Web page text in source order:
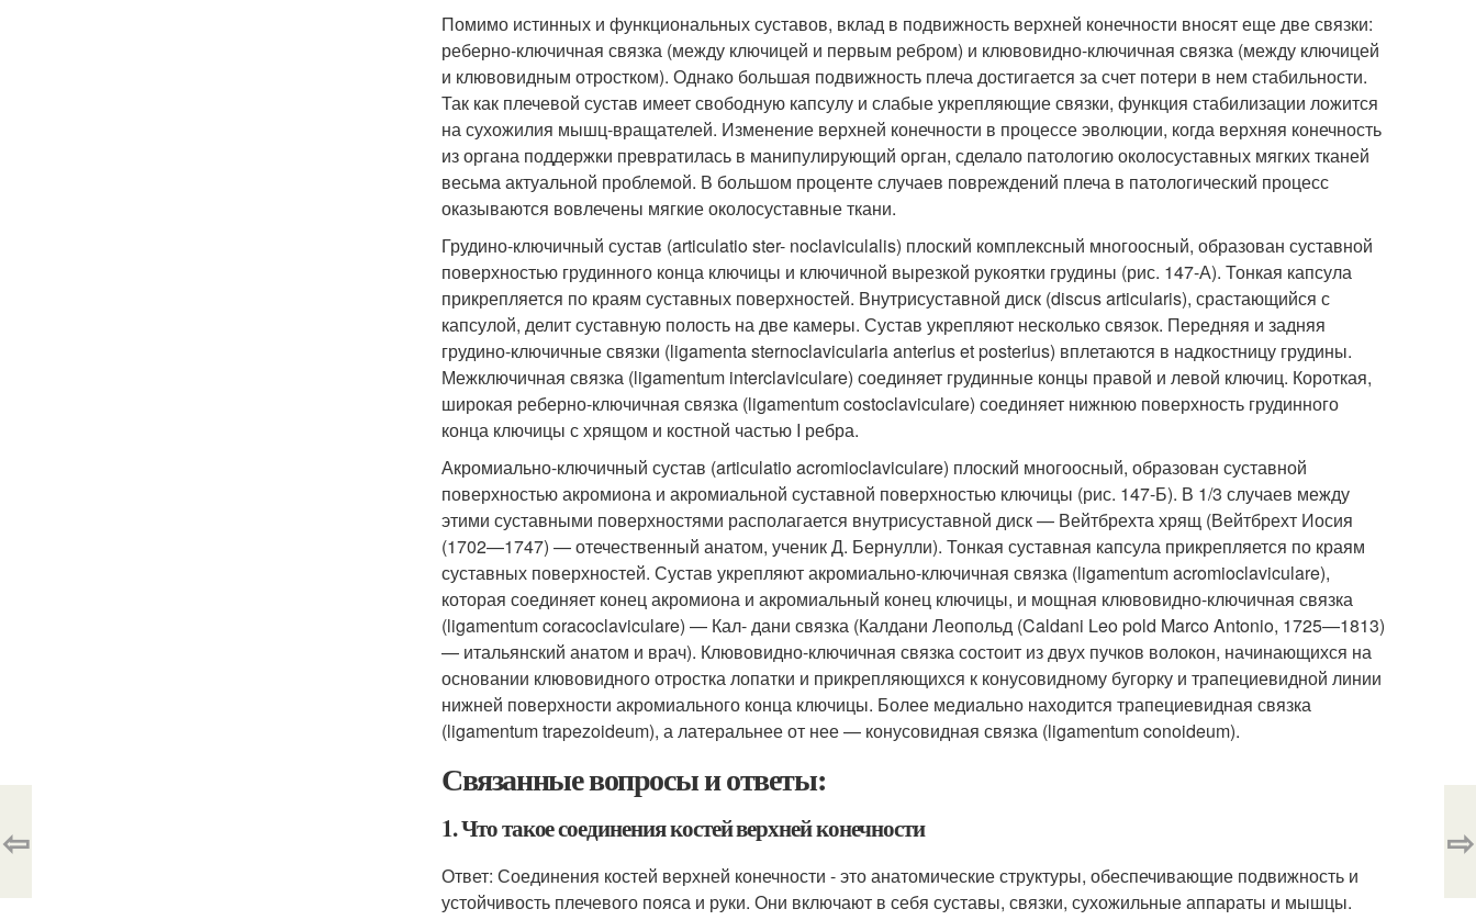
Помимо истинных и функциональных суставов, вклад в подвижность верхней конечности вносят еще две связки:
реберно-ключичная связка (между ключицей и первым ребром) и клювовидно-ключичная связка (между ключицей
и клювовидным отростком). Однако большая подвижность плеча достигается за счет потери в нем стабильности.
Так как плечевой сустав имеет свободную капсулу и слабые укрепляющие связки, функция стабилизации ложится
на сухожилия мышц-вращателей. Изменение верхней конечности в процессе эволюции, когда верхняя конечность
из органа поддержки превратилась в манипулирующий орган, сделало патологию околосуставных мягких тканей
весьма актуальной проблемой. В большом проценте случаев повреждений плеча в патологический процесс
оказываются вовлечены мягкие околосуставные ткани.
Грудино-ключичный сустав (articulatio ster- noclaviculalis) плоский комплексный многоосный, образован суставной
поверхностью грудинного конца ключицы и ключичной вырезкой рукоятки грудины (рис. 147-А). Тонкая капсула
прикрепляется по краям суставных поверхностей. Внутрисуставной диск (discus articularis), срастающийся с
капсулой, делит суставную полость на две камеры. Сустав укрепляют несколько связок. Передняя и задняя
грудино-ключичные связки (ligamenta sternoclavicularia anterius et posterius) вплетаются в надкостницу грудины.
Межключичная связка (ligamentum interclaviculare) соединяет грудинные концы правой и левой ключиц. Короткая,
широкая реберно-ключичная связка (ligamentum costoclaviculare) соединяет нижнюю поверхность грудинного
конца ключицы с хрящом и костной частью I ребра.
Акромиально-ключичный сустав (articulatio acromioclaviculare) плоский многоосный, образован суставной
поверхностью акромиона и акромиальной суставной поверхностью ключицы (рис. 147-Б). В 1/3 случаев между
этими суставными поверхностями располагается внутрисуставной диск — Вейтбрехта хрящ (Вейтбрехт Иосия
(1702—1747) — отечественный анатом, ученик Д. Бернулли). Тонкая суставная капсула прикрепляется по краям
суставных поверхностей. Сустав укрепляют акромиально-ключичная связка (ligamentum acromioclaviculare),
которая соединяет конец акромиона и акромиальный конец ключицы, и мощная клювовидно-ключичная связка
(ligamentum coracoclaviculare) — Кал- дани связка (Калдани Леопольд (Caldani Leo pold Marco Antonio, 1725—1813)
— итальянский анатом и врач). Клювовидно-ключичная связка состоит из двух пучков волокон, начинающихся на
основании клювовидного отростка лопатки и прикрепляющихся к конусовидному бугорку и трапециевидной линии
нижней поверхности акромиального конца ключицы. Более медиально находится трапециевидная связка
(ligamentum trapezoideum), а латеральнее от нее — конусовидная связка (ligamentum conoideum).
Связанные вопросы и ответы:
1. Что такое соединения костей верхней конечности
Ответ: Соединения костей верхней конечности - это анатомические структуры, обеспечивающие подвижность и
устойчивость плечевого пояса и руки. Они включают в себя суставы, связки, сухожильные аппараты и мышцы.
⇦ ⇨